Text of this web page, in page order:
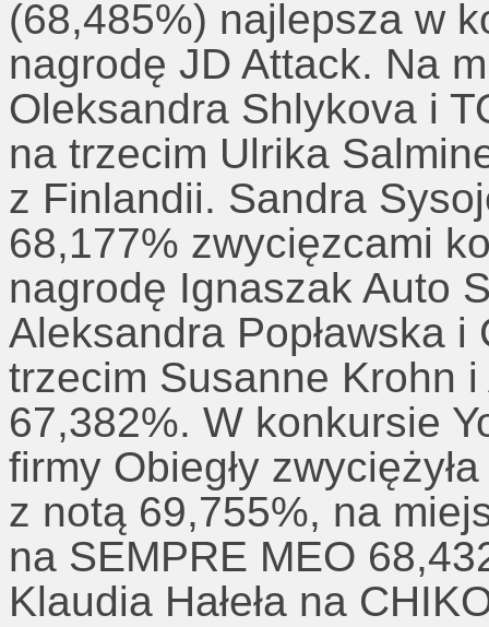
(68,485%) najlepsza w
nagrodę JD Attack. Na
Oleksandra Shlykova i
na trzecim Ulrika
z Finlandii. Sandra
68,177% zwycięzcami
nagrodę Ignaszak Auto
Aleksandra Popławska
trzecim Susanne Krohn
67,382%. W konkursie
firmy Obiegły
z notą 69,755%, na
na SEMPRE MEO
Klaudia Hałeła na